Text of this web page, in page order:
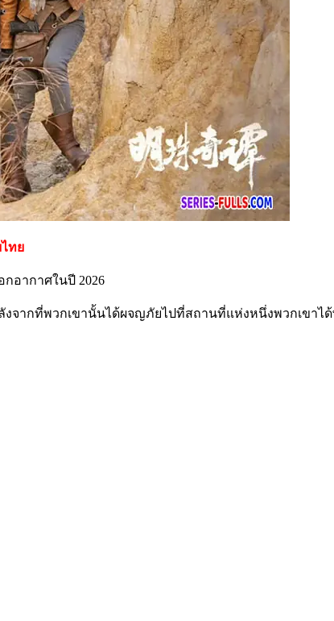
ไทย
อากาศในปี 2026
จากที่พวกเขานั้นได้ผจญภัยไปที่สถานที่แห่งหนึ่งพวกเขาไ